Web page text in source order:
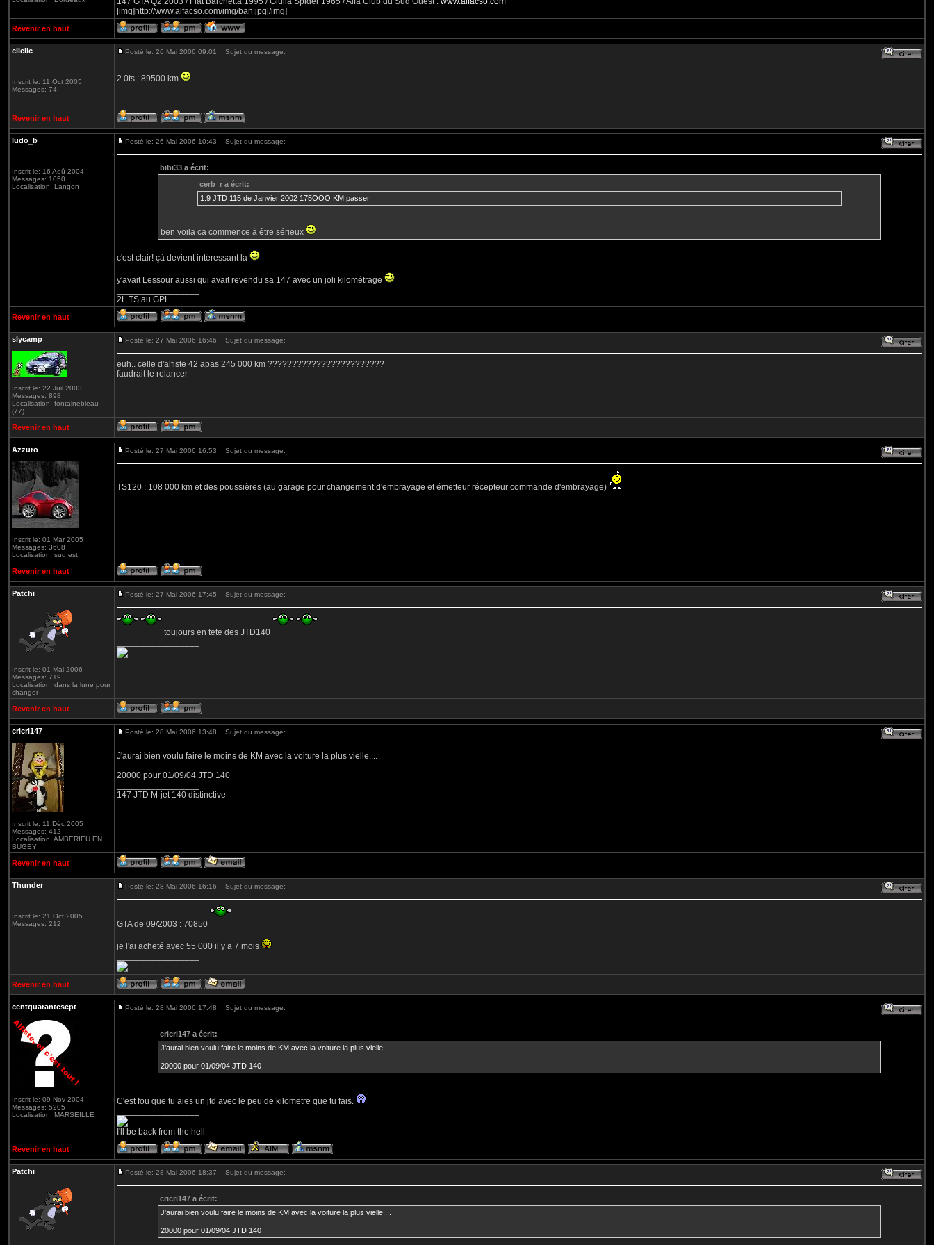
[img]http://www.alfacso.com/img/ban.jpg[/img]
Revenir en haut
cliclic
Inscrit le: 11 Oct 2005
Messages: 74
Posté le: 26 Mai 2006 09:01 Sujet du message:
2.0ts : 89500 km
Revenir en haut
ludo_b
Inscrit le: 16 Aoû 2004
Messages: 1050
Localisation: Langon
Posté le: 26 Mai 2006 10:43 Sujet du message:
bibi33 a écrit:
cerb_r a écrit:
1.9 JTD 115 de Janvier 2002 175OOO KM passer
ben voila ca commence à être sérieux
c'est clair! çà devient intéressant là
y'avait Lessour aussi qui avait revendu sa 147 avec un joli kilométrage
2L TS au GPL...
Revenir en haut
slycamp
Inscrit le: 22 Juil 2003
Messages: 898
Localisation: fontainebleau
(77)
Posté le: 27 Mai 2006 16:46 Sujet du message:
euh.. celle d'alfiste 42 apas 245 000 km ????????????????????????
faudrait le relancer
Revenir en haut
Azzuro
Inscrit le: 01 Mar 2005
Messages: 3608
Localisation: sud est
Posté le: 27 Mai 2006 16:53 Sujet du message:
TS120 : 108 000 km et des poussières (au garage pour changement d'embrayage et émetteur récepteur commande d'embrayage)
Revenir en haut
Patchi
Inscrit le: 01 Mai 2006
Messages: 719
Localisation: dans la lune pour
changer
Posté le: 27 Mai 2006 17:45 Sujet du message:
toujours en tete des JTD140
Revenir en haut
cricri147
Inscrit le: 11 Déc 2005
Messages: 412
Localisation: AMBERIEU EN
BUGEY
Posté le: 28 Mai 2006 13:48 Sujet du message:
J'aurai bien voulu faire le moins de KM avec la voiture la plus vielle....
20000 pour 01/09/04 JTD 140
147 JTD M-jet 140 distinctive
Revenir en haut
Thunder
Inscrit le: 21 Oct 2005
Messages: 212
Posté le: 28 Mai 2006 16:16 Sujet du message:
GTA de 09/2003 : 70850
je l'ai acheté avec 55 000 il y a 7 mois
Revenir en haut
centquarantesept
Inscrit le: 09 Nov 2004
Messages: 5205
Localisation: MARSEILLE
Posté le: 28 Mai 2006 17:48 Sujet du message:
cricri147 a écrit:
J'aurai bien voulu faire le moins de KM avec la voiture la plus vielle....
20000 pour 01/09/04 JTD 140
C'est fou que tu aies un jtd avec le peu de kilometre que tu fais.
I'll be back from the hell
Revenir en haut
Patchi Posté le: 28 Mai 2006 18:37 Sujet du message:
cricri147 a écrit:
J'aurai bien voulu faire le moins de KM avec la voiture la plus vielle....
20000 pour 01/09/04 JTD 140